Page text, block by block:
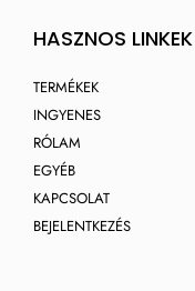
HASZNOS LINKEK
TERMÉKEK
INGYENES
RÓLAM
EGYÉB
KAPCSOLAT
BEJELENTKEZÉS